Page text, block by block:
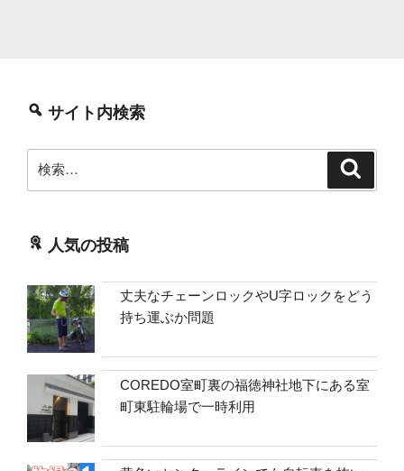
サイト内検索
索:
人気の投稿
丈夫なチェーンロックやU字ロックをどう
持ち運ぶか問題
COREDO室町裏の福徳神社地下にある室
町東駐輪場で一時利用